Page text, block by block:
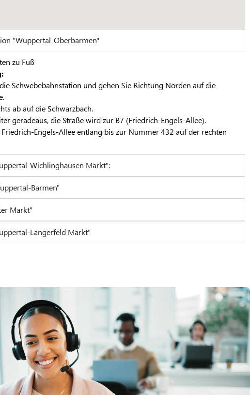
"Wuppertal-Oberbarmen"
zu Fuß
Schwebebahnstation und gehen Sie Richtung Norden auf die
ab auf die Schwarzbach.
geradeaus, die Straße wird zur B7 (Friedrich-Engels-Allee).
Friedrich-Engels-Allee entlang bis zur Nummer 432 auf der rechten
Wichlinghausen Markt":
Barmen"
Markt"
Langerfeld Markt"